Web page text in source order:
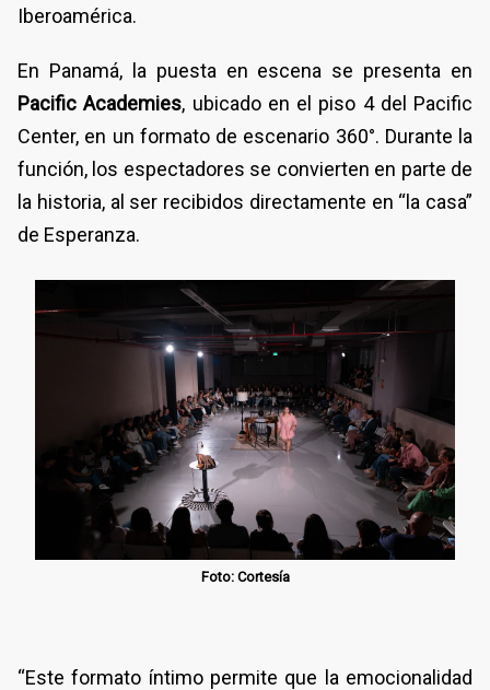
Iberoamérica.
En Panamá, la puesta en escena se presenta en
Pacific Academies, ubicado en el piso 4 del Pacific
Center, en un formato de escenario 360°. Durante la
función, los espectadores se convierten en parte de
la historia, al ser recibidos directamente en “la casa”
de Esperanza.
Foto: Cortesía
“Este formato íntimo permite que la emocionalidad